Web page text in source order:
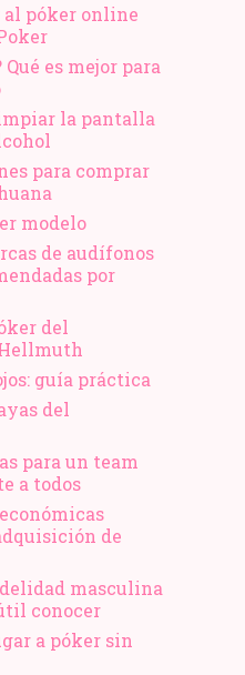
al póker online
es mejor para
la pantalla
para comprar
modelo
de audífonos
por
del
guía práctica
del
para un team
a todos
de
masculina
conocer
a póker sin